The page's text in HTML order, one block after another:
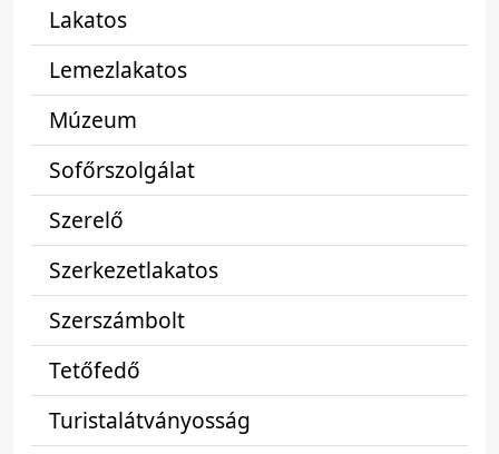
Lakatos
Lemezlakatos
Múzeum
Sofőrszolgálat
Szerelő
Szerkezetlakatos
Szerszámbolt
Tetőfedő
Turistalátványosság